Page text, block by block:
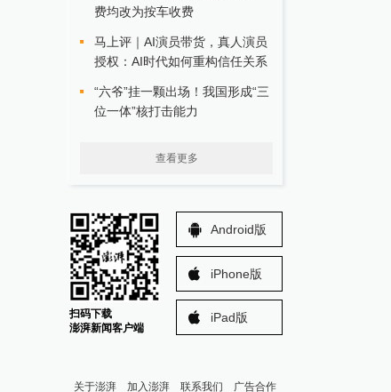
费均改为按车收费
马上评｜AI演员带货，真人演员
授权：AI时代如何重构信任关系
“六爷”挂一颗出场！我国形成“三
位一体”核打击能力
查看更多
扫码下载
澎湃新闻客户端
Android版
iPhone版
iPad版
关于澎湃 加入澎湃 联系我们 广告合作